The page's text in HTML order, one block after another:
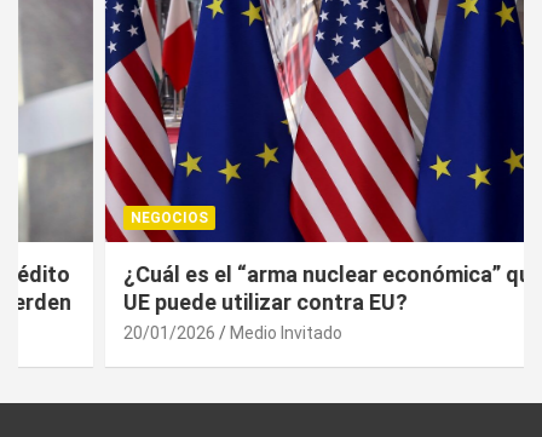
NEGOCIOS
¿Cuál es el “arma nuclear económica” que la
UE puede utilizar contra EU?
20/01/2026 Medio Invitado